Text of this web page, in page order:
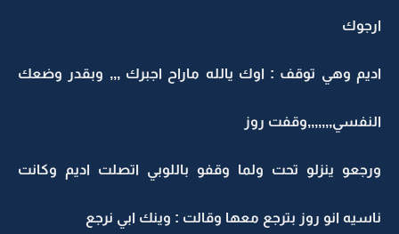
ارجوك
اديم وهي توقف : اوك يالله ماراح اجبرك ,,, وبقدر وضعك
النفسي,,,,,,,وقفت روز
ورجعو ينزلو تحت ولما وقفو باللوبي اتصلت اديم وكانت
ناسيه انو روز بترجع معها وقالت : وينك ابي نرجع